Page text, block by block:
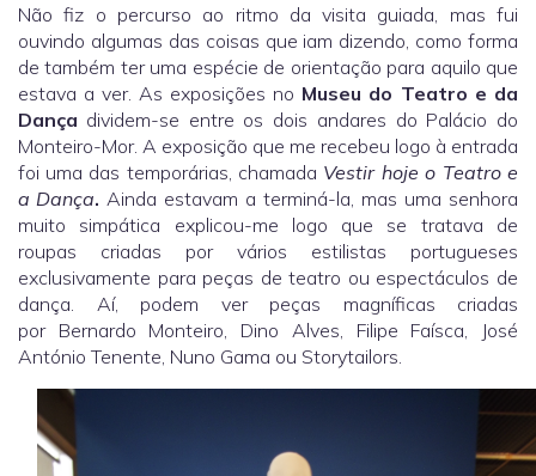
Não fiz o percurso ao ritmo da visita guiada, mas fui
ouvindo algumas das coisas que iam dizendo, como forma
de também ter uma espécie de orientação para aquilo que
estava a ver. As exposições no Museu do Teatro e da
Dança dividem-se entre os dois andares do Palácio do
Monteiro-Mor. A exposição que me recebeu logo à entrada
foi uma das temporárias, chamada Vestir hoje o Teatro e
a Dança. Ainda estavam a terminá-la, mas uma senhora
muito simpática explicou-me logo que se tratava de
roupas criadas por vários estilistas portugueses
exclusivamente para peças de teatro ou espectáculos de
dança. Aí, podem ver peças magníficas criadas
por Bernardo Monteiro, Dino Alves, Filipe Faísca, José
António Tenente, Nuno Gama ou Storytailors.